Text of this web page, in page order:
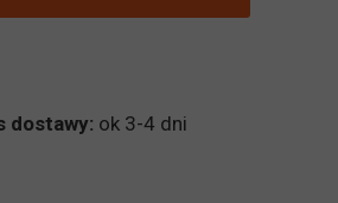
dostawy: ok 3-4 dni